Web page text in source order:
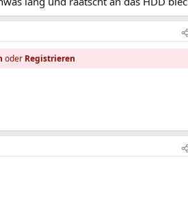
oder Registrieren